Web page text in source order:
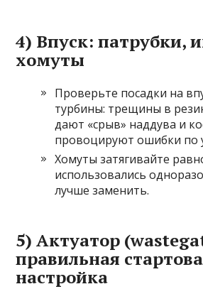
4) Впуск: патрубки,
хомуты
Проверьте посадки на
турбины: трещины в
дают «срыв» наддува и
провоцируют ошибки по
Хомуты затягивайте
использовались
лучше заменить.
5) Актуатор
правильная
настройка